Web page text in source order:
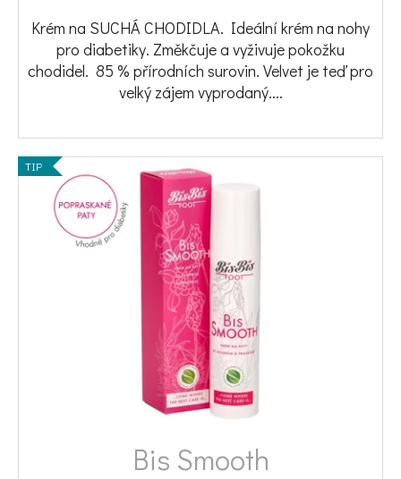
Krém na SUCHÁ CHODIDLA. Ideální krém na nohy
pro diabetiky. Změkčuje a vyživuje pokožku
chodidel. 85 % přírodních surovin. Velvet je teď pro
velký zájem vyprodaný....
TIP
Bis Smooth
m